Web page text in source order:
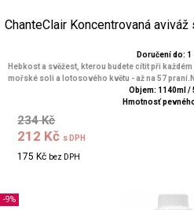
ChanteClair Koncentrovaná
Doručení do: 1
Hebkost a svěžest, kterou budete cítit při
mořské soli a lotosového květu - až na 57
Objem: 1140ml /
Hmotnosť
234 Kč
212 Kč s DPH
175 Kč bez DPH
-9%